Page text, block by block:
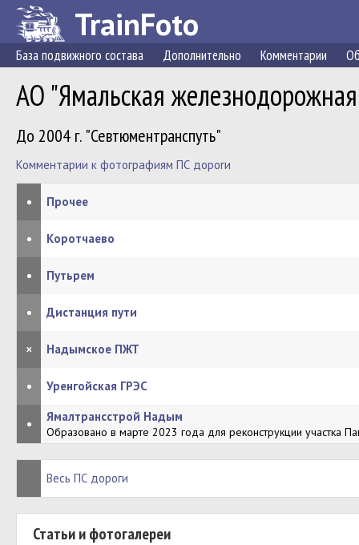
TrainFoto
База подвижного состава Дополнительно Комментарии
АО "Ямальская
До 2004 г. "Севтюментранспуть"
Комментарии к фотографиям ПС дороги
• Прочее
• Коротчаево
• Путьрем
• Дистанция пути
× Надымское ПЖТ
• Уренгойская ГРЭС
• Ямалтрансстрой Надым
Образовано в марте 2023 года для реконструкции участка
Весь ПС дороги
Статьи и фотогалереи